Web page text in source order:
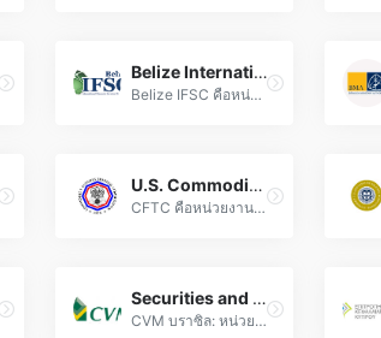
Belize International Financial Services Commission (IFSC)
Belize IFSC คือหน่วยงานกำกับดูแลโบรกเกอร์ฟอเร็กซ์มาตรฐานสากล เพื่อความปลอดภัยและความน่าเชื่อถือสำหรับนักลงทุนทั่วโลก
U.S. Commodity Futures Trading Commission (CFTC)
CFTC คือหน่วยงานรัฐบาลสหรัฐฯ ที่กำกับดูแลตลาดฟอเร็กซ์และตราสารอนุพันธ์ ส่งเสริมความโปร่งใสและป้องกันความเสี่ยงในระบบการเงิน
Securities and Exchange Commission of Brazil (CVM)
CVM บราซิล: หน่วยงานกำกับดูแลตลาดการเงินรวมถึง Forex เพื่อสร้างความมั่นใจในความโปร่งใสและปกป้องนักลงทุน